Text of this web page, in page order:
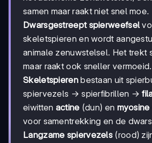
samen maar raakt niet snel moe.
Dwarsgestreept spierweefsel
skeletspieren en wordt
animale zenuwstelsel. Het trekt
maar raakt ook sneller vermoeid.
Skeletspierenbestaan uit
spiervezels → spierfibrillen →
eiwitten actine (dun) en myosine
voor samentrekking en de
Langzame spiervezels (rood)